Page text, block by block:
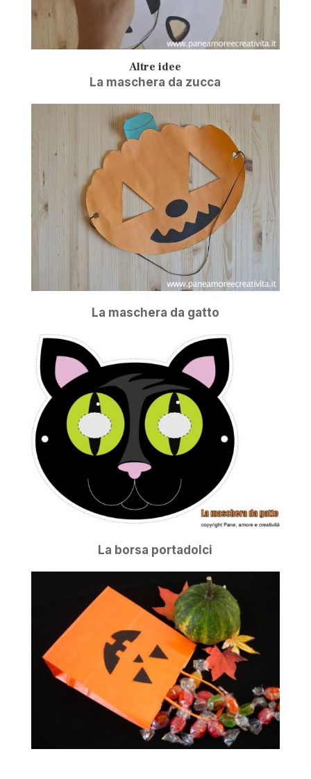
Altre idee
La maschera da zucca
La maschera da gatto
La borsa portadolci